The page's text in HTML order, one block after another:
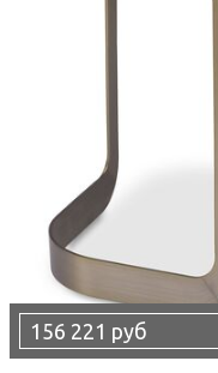
156 221 руб